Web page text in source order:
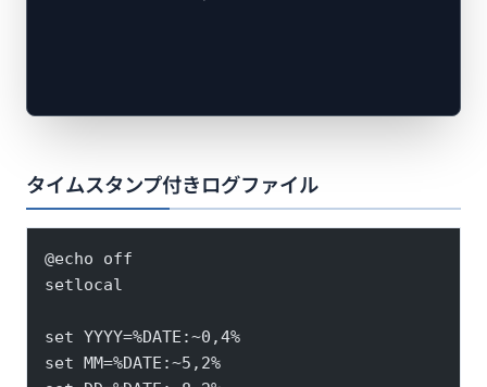
タイムスタンプ付きログファイル
@echo off
setlocal
set YYYY=%DATE:~0,4%
set MM=%DATE:~5,2%